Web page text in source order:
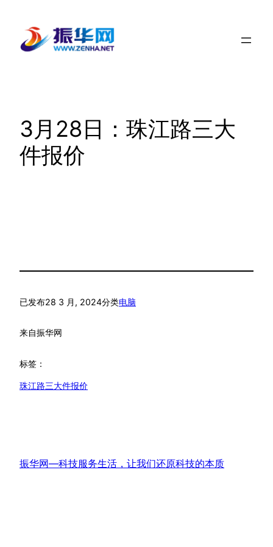
3月28日：珠江路三大
件报价
已发布28 3 月, 2024分类电脑
来自振华网
标签：
珠江路三大件报价
振华网—科技服务生活，让我们还原科技的本质